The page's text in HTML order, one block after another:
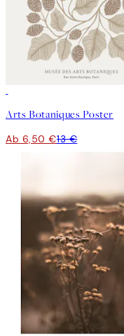
Arts Botaniques Poster
Ab 6,50 €13 €